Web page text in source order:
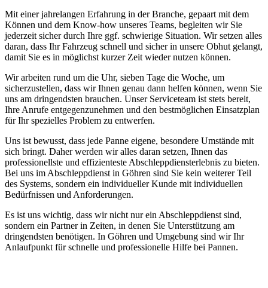
Mit einer jahrelangen Erfahrung in der Branche, gepaart mit dem
Können und dem Know-how unseres Teams, begleiten wir Sie
jederzeit sicher durch Ihre ggf. schwierige Situation. Wir setzen alles
daran, dass Ihr Fahrzeug schnell und sicher in unsere Obhut gelangt,
damit Sie es in möglichst kurzer Zeit wieder nutzen können.
Wir arbeiten rund um die Uhr, sieben Tage die Woche, um
sicherzustellen, dass wir Ihnen genau dann helfen können, wenn Sie
uns am dringendsten brauchen. Unser Serviceteam ist stets bereit,
Ihre Anrufe entgegenzunehmen und den bestmöglichen Einsatzplan
für Ihr spezielles Problem zu entwerfen.
Uns ist bewusst, dass jede Panne eigene, besondere Umstände mit
sich bringt. Daher werden wir alles daran setzen, Ihnen das
professionellste und effizienteste Abschleppdiensterlebnis zu bieten.
Bei uns im Abschleppdienst in Göhren sind Sie kein weiterer Teil
des Systems, sondern ein individueller Kunde mit individuellen
Bedürfnissen und Anforderungen.
Es ist uns wichtig, dass wir nicht nur ein Abschleppdienst sind,
sondern ein Partner in Zeiten, in denen Sie Unterstützung am
dringendsten benötigen. In Göhren und Umgebung sind wir Ihr
Anlaufpunkt für schnelle und professionelle Hilfe bei Pannen.